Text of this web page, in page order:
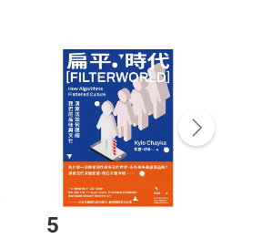
容，消費者同意若訂購後
「申請取消訂單/退
完成訂單
Complete
5